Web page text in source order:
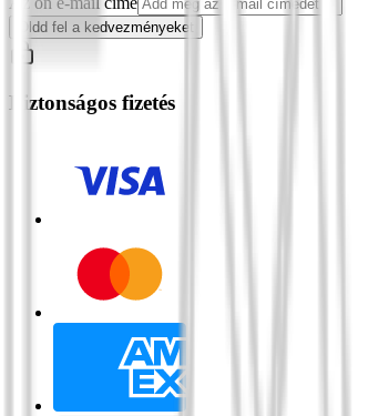
Oldd fel a kedvezményeket
Biztonságos fizetés